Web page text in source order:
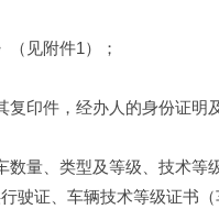
见附件1）；
印件，经办人的身份证明
量、类型及等级、技术等
驶证、车辆技术等级证书